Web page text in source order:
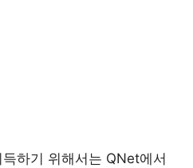
하기 위해서는 QNet에서